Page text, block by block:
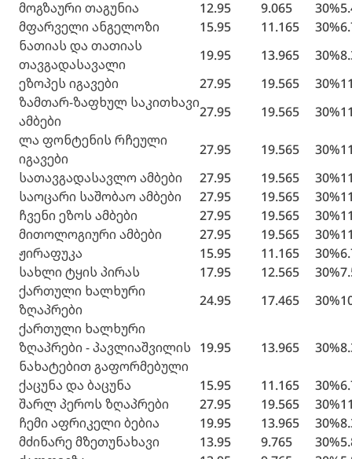
მოგზაური თაგუნია
12.95 9.065 30%
მფარველი ანგელოზი
15.95 11.165 30%
ნათიას და თათიას
თავგადასავალი
19.95 13.965 30%
ეზოპეს იგავები
27.95 19.565 30%
ზამთარ-ზაფხულ საკითხავი
ამბები
27.95 19.565 30%
ლა ფონტენის რჩეული
იგავები
27.95 19.565 30%
სათავგადასავლო ამბები
27.95 19.565 30%
საოცარი საშობაო ამბები
27.95 19.565 30%
ჩვენი ეზოს ამბები
27.95 19.565 30%
მითოლოგიური ამბები
27.95 19.565 30%
ჟირაფუკა
15.95 11.165 30%
სახლი ტყის პირას
17.95 12.565 30%
ქართული ხალხური
ზღაპრები
24.95 17.465 30%
ქართული ხალხური
ზღაპრები - პავლიაშვილის
ნახატებით გაფორმებული
19.95 13.965 30%
ქაცუნა და ბაცუნა 15.95 11.165 30%
შარლ პეროს ზღაპრები
27.95 19.565 30%
ჩემი აფრიკელი ბებია
19.95 13.965 30%
მძინარე მზეთუნახავი
13.95 9.765 30%